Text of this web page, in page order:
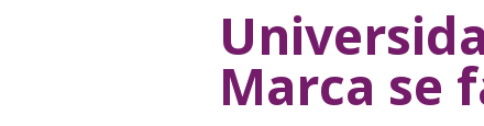
Marca se